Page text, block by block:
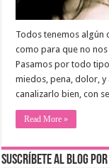
Todos tenemos algún
como para que no
Pasamos por todo
miedos, pena, dolor,
canalizarlo bien, con
Read More »
Suscríbete al blog